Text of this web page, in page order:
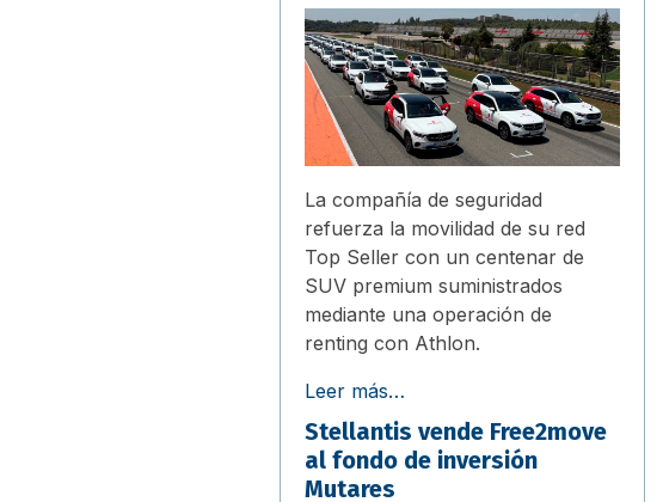
La compañía de seguridad
refuerza la movilidad de su red
Top Seller con un centenar de
SUV premium suministrados
mediante una operación de
renting con Athlon.
Leer más…
Stellantis vende Free2move
al fondo de inversión
Mutares